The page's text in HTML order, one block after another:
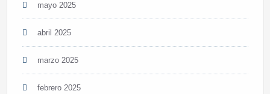
mayo 2025
abril 2025
marzo 2025
febrero 2025